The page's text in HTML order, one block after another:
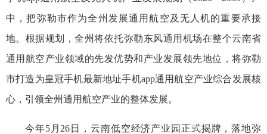
中，把弥勒市作为全州发展通用航空及无人机的重要承接
地。根据规划，全州将依托弥勒东风通用机场在整个云南省
通用航空产业领域的先发优势和产业发展领先地位，将弥勒
市打造为皇冠手机最新地址手机app通用航空产业综合发展核
心，引领全州通用航空产业的整体发展。
今年5月26日，云南低空经济产业园正式揭牌，落地弥